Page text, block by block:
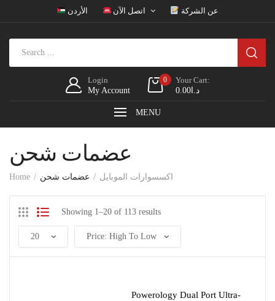
الأردن اتصل الآن عن الشركة
Login
My Account
0
Your Cart:
د.ا0.00
MENU
عضمات شحن
Home اكسسوارات الموبايل عضمات شحن
Showing 1–20 of 113 results
Powerology Dual Port Ultra-